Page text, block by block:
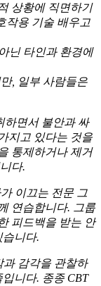
상황에 직면하기
작용 기술 배우고
닌 타인과 환경에
, 일부 사람들은
하면서 불안과 싸
지고 있다는 것을
통제하거나 제거
다.
이끄는 전문 그
연습합니다. 그룹
피드백을 받는 안
니다.
과 감각을 관찰하
니다. 종종 CBT